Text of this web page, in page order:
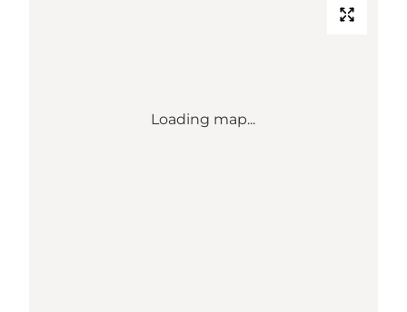
Loading map...